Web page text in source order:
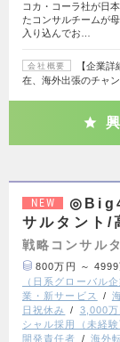
コカ・コーラ社が日
たコンサルチームが
入り込んでお…
会社概要
【企業
在、海外出張のチャ
NEW
◎Big4
サルタント/
戦略コンサル
800万円 ～ 4999
（日系グローバル企
業・新サービス
日祝休み
3,000万
シャル採用（未経験
開発責任者
海外